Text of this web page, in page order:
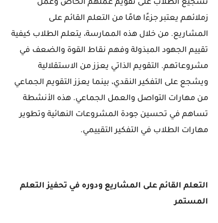
تشجيع الطلاب على تقويم عملهم الخاص وعمل
زملائهم يعتبر جزءًا هامًا من التعلم القائم على
المشاريع. من خلال هذه الممارسة، يتعلم الطلاب كيفية
تقييم الجهود المبذولة وفهم نقاط القوة والضعف في
مشروعاتهم. التقويم الذاتي يعزز من الاستقلالية
ويشجع على التفكير النقدي، بينما يعزز التقويم الجماعي
من مهارات التواصل والعمل الجماعي. هذه الأنشطة
تساهم في تحسين جودة المشروعات النهائية وتطوير
مهارات الطلاب في التفكير التقييمي.
التعلم القائم على المشاريع ودوره في تحفيز التعلم
المستمر